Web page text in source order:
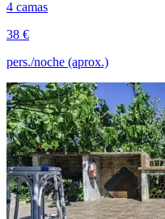
4 camas
38 €
pers./noche (aprox.)